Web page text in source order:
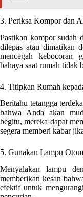
3. Periksa Kompor dan
Pastikan kompor sudah
dilepas atau dimatikan
mencegah kebocoran
bahaya saat rumah tidak
4. Titipkan Rumah
Beritahu tetangga
bahwa Anda akan
begitu, mereka dapat
segera memberi kabar
5. Gunakan Lampu
Menyalakan lampu
memberikan kesan
efektif untuk